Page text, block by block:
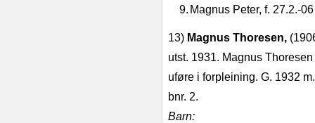
9. Magnus Peter, f.
13) Magnus Thoresen,
utst. 1931. Magnus
uføre i forpleining. G. 1932
bnr. 2.
Barn: